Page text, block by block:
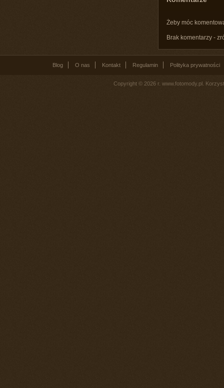
Żeby móc
Brak komentarzy -
Blog O nas Kontakt Regulamin Polityka prywatności
Copyright © 2026 r. www.fotomody.pl.